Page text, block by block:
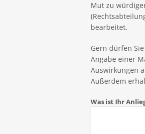
Mut zu
bearbeitet.
Gern dürfen
Angabe einer
Auswirkungen
Außerdem
Was ist Ihr